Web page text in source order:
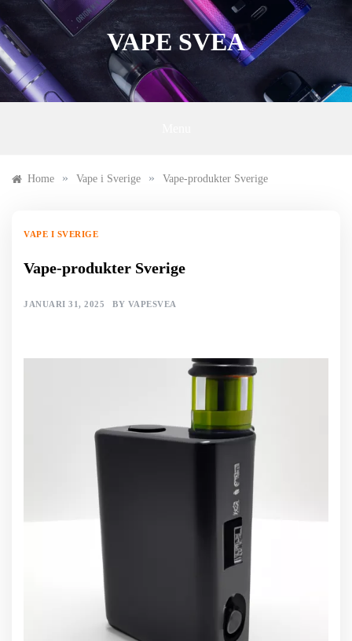
to
content
VAPE SVEA
Home » Vape i Sverige » Vape-produkter Sverige
VAPE I SVERIGE
Vape-produkter Sverige
JANUARI 31, 2025 BY VAPESVEA